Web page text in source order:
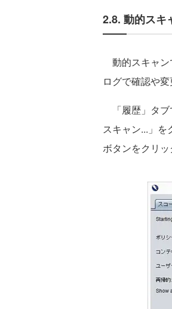
2.8. 動的スキ
動的スキャン
ログで確認や
「履歴」タブ
スキャン...」を
ボタンをクリッ